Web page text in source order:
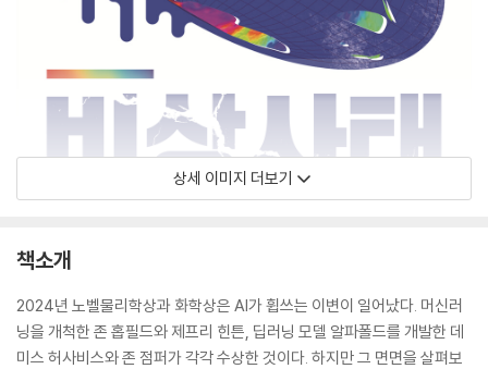
상세 이미지 더보기
책소개
2024년 노벨물리학상과 화학상은 AI가 휩쓰는 이변이 일어났다. 머신러
닝을 개척한 존 홉필드와 제프리 힌튼, 딥러닝 모델 알파폴드를 개발한 데
미스 허사비스와 존 점퍼가 각각 수상한 것이다. 하지만 그 면면을 살펴보